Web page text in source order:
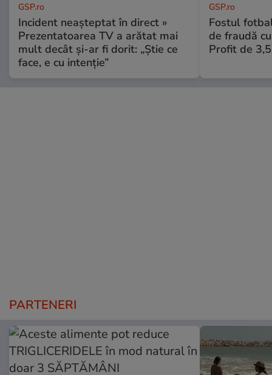
GSP.ro
Incident neașteptat în direct »
Prezentatoarea TV a arătat mai
mult decât și-ar fi dorit: „Știe ce
face, e cu intenție”
GSP.ro
Fostul
de fraudă
Profit de
PARTENERI